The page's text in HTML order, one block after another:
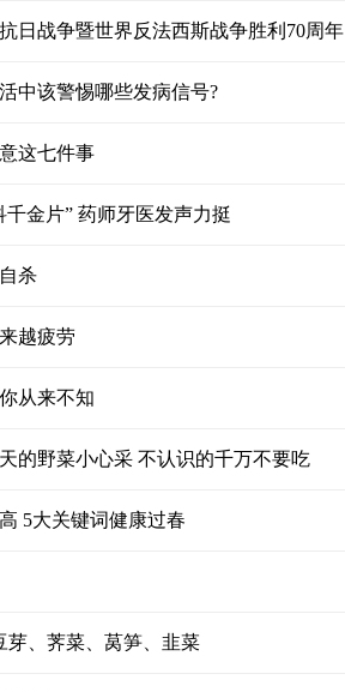
日战争暨世界反法西斯战争胜利70周年
中该警惕哪些发病信号?
这七件事
千金片” 药师牙医发声力挺
杀
越疲劳
从来不知
的野菜小心采 不认识的千万不要吃
5大关键词健康过春
芽、荠菜、莴笋、韭菜